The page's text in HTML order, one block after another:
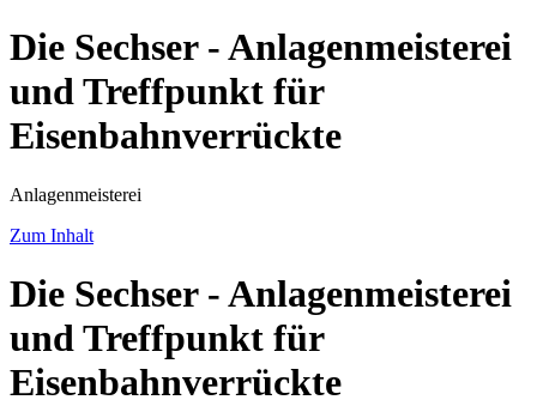
Die Sechser - Anlagenmeisterei
und Treffpunkt für
Eisenbahnverrückte
Anlagenmeisterei
Zum Inhalt
Die Sechser - Anlagenmeisterei
und Treffpunkt für
Eisenbahnverrückte